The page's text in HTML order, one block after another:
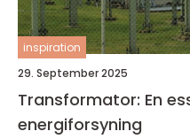
inspiration
29. September 2025
Transformator: En
energiforsyning